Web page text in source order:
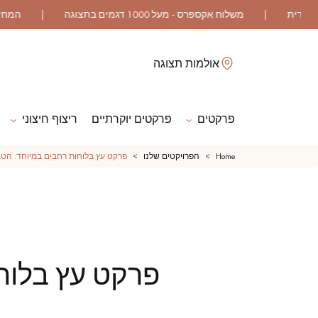
אולמות תצוגה
פרקטים פרקטים יוקרתיים ריצוף חיצוני
פרקט גימור שמן פרקט גולמי
Home הפרויקטים שלנו פרקט עץ בלוחות רחבים במיוחד:
פרקט עץ